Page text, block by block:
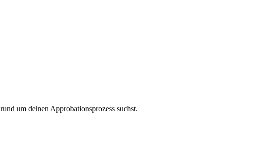
rund um deinen Approbationsprozess suchst.